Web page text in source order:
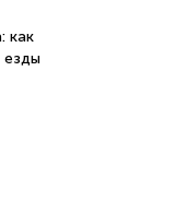
как
езды